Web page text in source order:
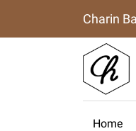
Charin
Home